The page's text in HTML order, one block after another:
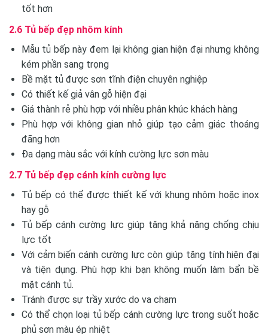
tốt hơn
2.6 Tủ bếp đẹp nhôm kính
Mẫu tủ bếp này đem lại không gian hiện đại nhưng không
kém phần sang trọng
Bề mặt tủ được sơn tĩnh điện chuyên nghiệp
Có thiết kế giả vân gỗ hiện đại
Giá thành rẻ phù hợp với nhiều phân khúc khách hàng
Phù hợp với không gian nhỏ giúp tạo cảm giác thoáng
đãng hơn
Đa dạng màu sắc với kính cường lực sơn màu
2.7 Tủ bếp đẹp cánh kính cường lực
Tủ bếp có thể được thiết kế với khung nhôm hoặc inox
hay gỗ
Tủ bếp cánh cường lực giúp tăng khả năng chống chịu
lực tốt
Với cảm biến cánh cường lực còn giúp tăng tính hiện đại
và tiện dụng. Phù hợp khi bạn không muốn làm bẩn bề
mặt cánh tủ.
Tránh được sự trầy xước do va chạm
Có thể chọn loại tủ bếp cánh cường lực trong suốt hoặc
phủ sơn màu ép nhiệt